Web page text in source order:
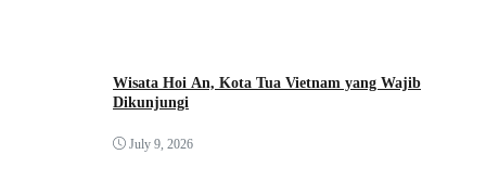
Wisata Hoi An, Kota Tua Vietnam yang Wajib
Dikunjungi
July 9, 2026